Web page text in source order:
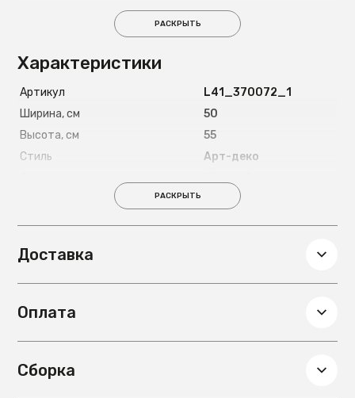
использовать в качестве журнального, приставного
столика или в качестве прикроватной тумбы.
РАСКРЫТЬ
Характеристики
Артикул
L41_370072_1
Ширина, см
50
Высота, см
55
Стиль
Арт-деко
Китай
Глубина, см
Вес, кг
16.5
Цвет столешницы
РАСКРЫТЬ
Доставка
Оплата
Сборка